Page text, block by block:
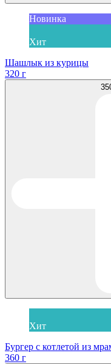
Новинка
Хит
Шашлык из курицы
320 г
Хит
Бургер с котлетой из
360 г